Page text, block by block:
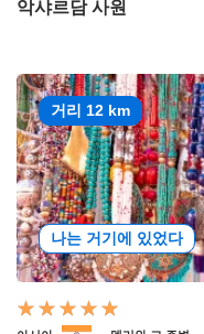
악샤르담 사원
거리 12 km
나는 거기에 있었다